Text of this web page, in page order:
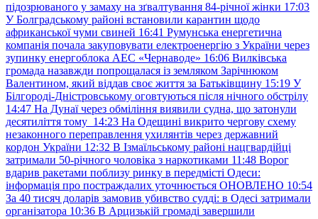
підозрюваного у замаху на зґвалтування 84-річної жінки 17:03
У Болградському районі встановили карантин щодо
африканської чуми свиней 16:41 Румунська енергетична
компанія почала закуповувати електроенергію з України через
зупинку енергоблока АЕС «Чернаводе» 16:06 Вилківська
громада назавжди попрощалася із земляком Зарічнюком
Валентином, який віддав своє життя за Батьківщину 15:19 У
Білгороді-Дністровському оговтуються після нічного обстрілу
14:47 На Дунаї через обміління виявили судна, що затонули
десятиліття тому 14:23 На Одещині викрито чергову схему
незаконного переправлення ухилянтів через державний
кордон України 12:32 В Ізмаїльському районі нацгвардійці
затримали 50-річного чоловіка з наркотиками 11:48 Ворог
вдарив ракетами поблизу ринку в передмісті Одеси:
інформація про постраждалих уточнюється ОНОВЛЕНО 10:54
За 40 тисяч доларів замовив убивство судді: в Одесі затримали
організатора 10:36 В Арцизькій громаді завершили